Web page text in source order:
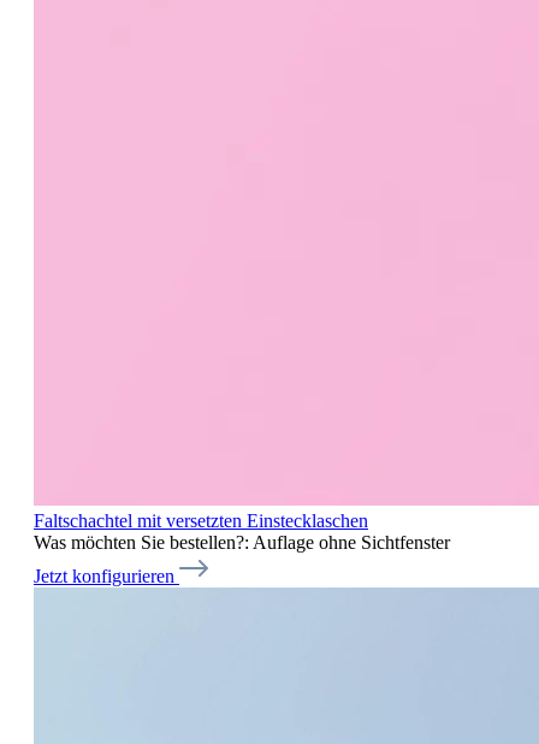
Faltschachtel mit versetzten Einstecklaschen
Was möchten Sie bestellen?: Auflage ohne Sichtfenster
Jetzt konfigurieren